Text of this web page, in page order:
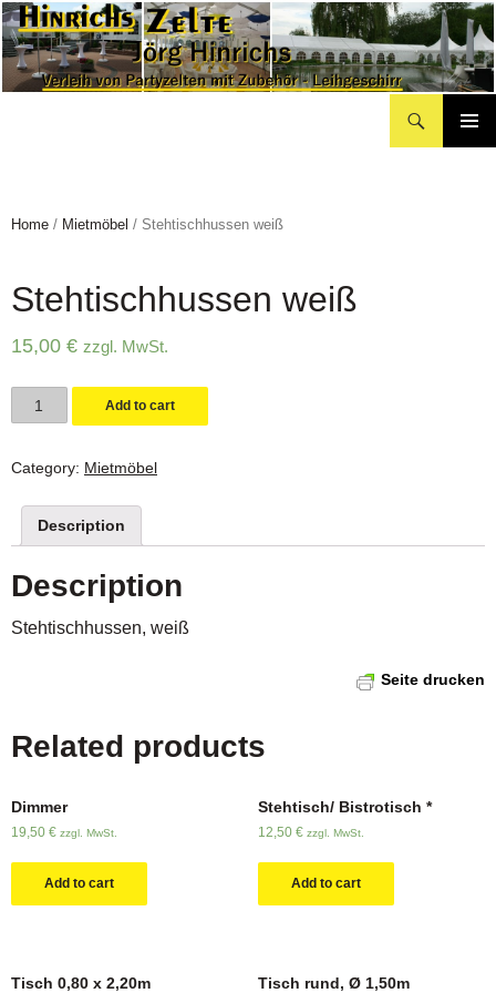
Home / Mietmöbel / Stehtischhussen weiß
Stehtischhussen weiß
15,00 € zzgl. MwSt.
Stehtischhussen
weiß
Add to cart
Category: Mietmöbel
Description
Description
Stehtischhussen, weiß
Seite drucken
Related products
Dimmer
19,50 € zzgl. MwSt.
Add to cart
Stehtisch/ Bistrotisch *
12,50 € zzgl. MwSt.
Add to cart
Tisch 0,80 x 2,20m Tisch rund, Ø 1,50m